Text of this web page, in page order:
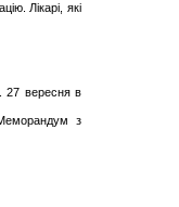
Лікарі, які
27 вересня в
з